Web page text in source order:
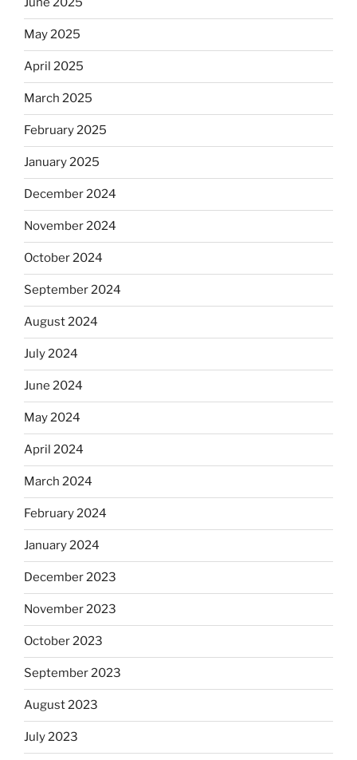
May 2025
April 2025
March 2025
February 2025
January 2025
December 2024
November 2024
October 2024
September 2024
August 2024
July 2024
June 2024
May 2024
April 2024
March 2024
February 2024
January 2024
December 2023
November 2023
October 2023
September 2023
August 2023
July 2023